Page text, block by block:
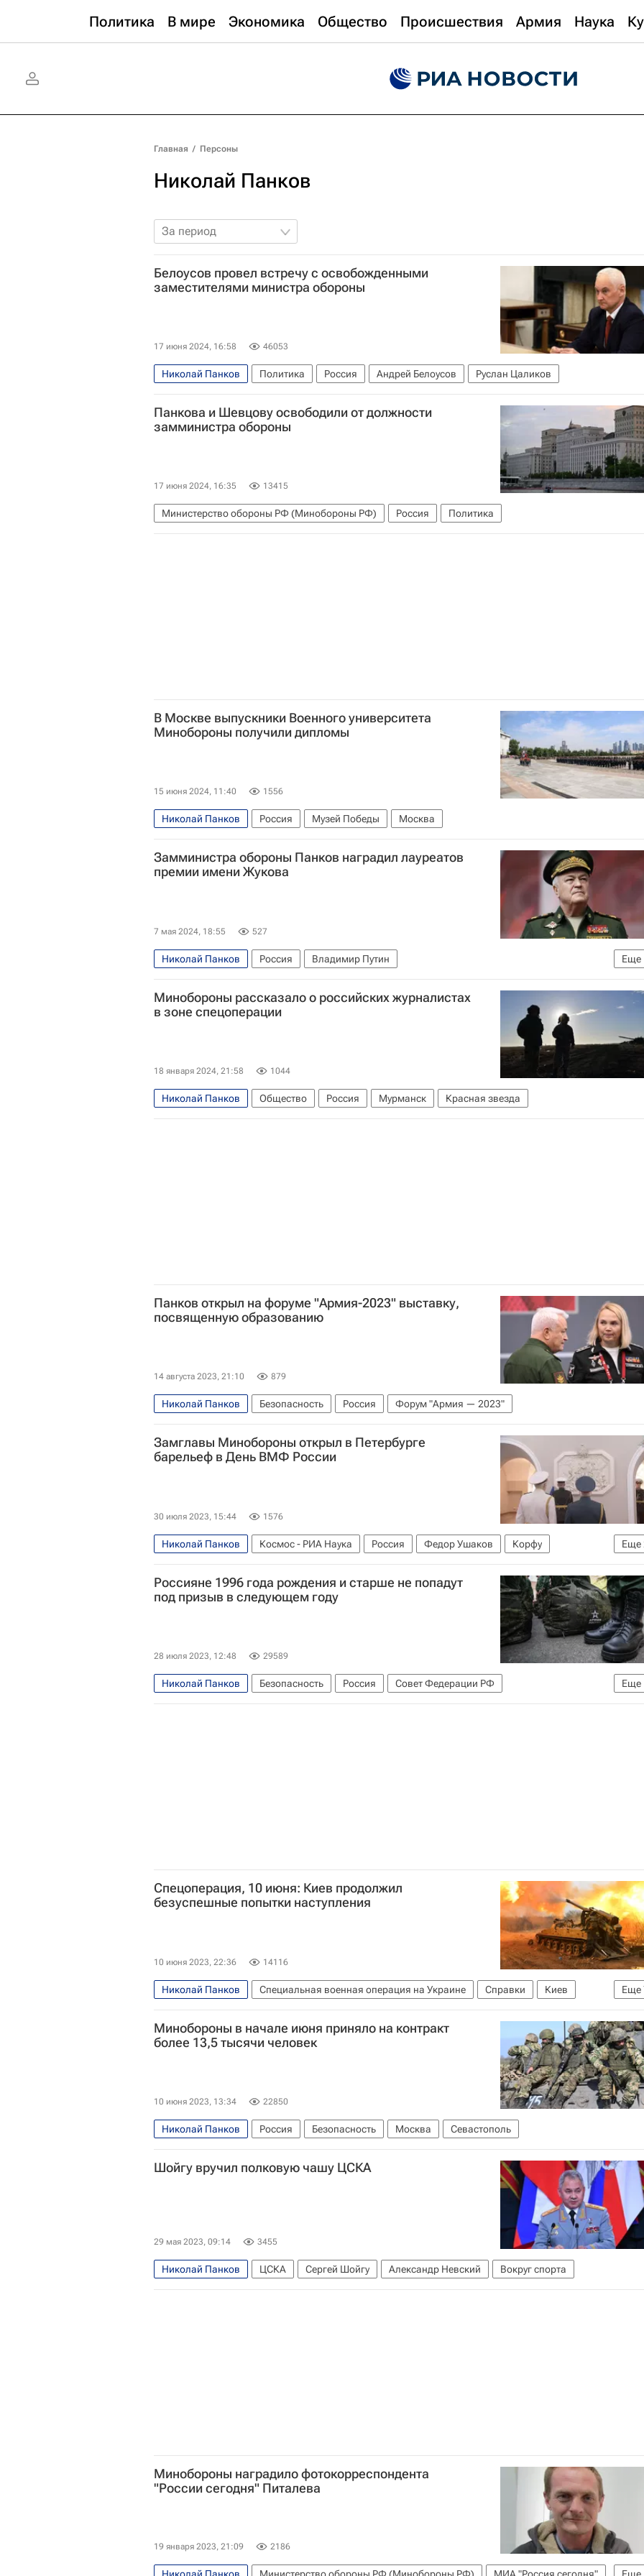
Политика В мире Экономика Общество Происшествия Армия Наука
Главная / Персоны
Николай Панков
За период
Белоусов провел встречу с освобожденными
заместителями министра обороны
17 июня 2024, 16:58 46053
Николай Панков Политика Россия Андрей Белоусов Руслан Цаликов
Панкова и Шевцову освободили от должности
замминистра обороны
17 июня 2024, 16:35 13415
Министерство обороны РФ (Минобороны РФ) Россия Политика
В Москве выпускники Военного университета
Минобороны получили дипломы
15 июня 2024, 11:40 1556
Николай Панков Россия Музей Победы Москва
Замминистра обороны Панков наградил лауреатов
премии имени Жукова
7 мая 2024, 18:55 527
Еще
Николай Панков Россия
Владимир Путин
Министерство обороны РФ (Минобороны РФ)
Минобороны рассказало о российских журналистах
в зоне спецоперации
18 января 2024, 21:58 1044
Николай Панков Общество Россия Мурманск Красная звезда
Панков открыл на форуме "Армия-2023" выставку,
посвященную образованию
14 августа 2023, 21:10 879
Николай Панков Безопасность Россия Форум "Армия — 2023"
Замглавы Минобороны открыл в Петербурге
барельеф в День ВМФ России
30 июля 2023, 15:44 1576
Еще
Николай Панков Космос - РИА Наука Россия Федор Ушаков
Корфу
Санкт-Петербург
День Военно-Морского Флота
Россияне 1996 года рождения и старше не попадут
под призыв в следующем году
28 июля 2023, 12:48 29589
Еще
Николай Панков Безопасность Россия
Совет Федерации РФ
Вооруженные силы РФ
Спецоперация, 10 июня: Киев продолжил
безуспешные попытки наступления
10 июня 2023, 22:36 14116
Еще
Николай Панков Специальная военная операция на Украине Справки
Киев
Запорожская область
Днепропетровская область Владимир Рогов
Сергей Шойгу
Евросоюз
МиГ-29 Ка-52 "Аллигатор"
Минобороны в начале июня приняло на контракт
более 13,5 тысячи человек
10 июня 2023, 13:34 22850
Николай Панков Россия Безопасность Москва Севастополь
Шойгу вручил полковую чашу ЦСКА
29 мая 2023, 09:14 3455
Николай Панков ЦСКА Сергей Шойгу Александр Невский Вокруг спорта
Минобороны наградило фотокорреспондента
"России сегодня" Питалева
19 января 2023, 21:09 2186